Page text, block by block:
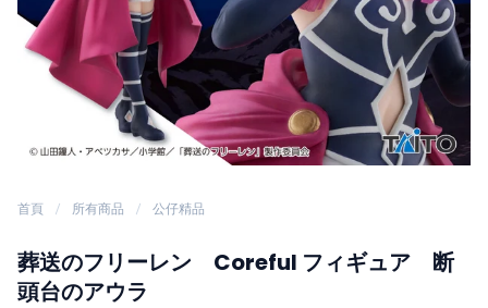
首頁 所有商品 公仔精品
葬送のフリーレン Coreful フィギュア 断
頭台のアウラ